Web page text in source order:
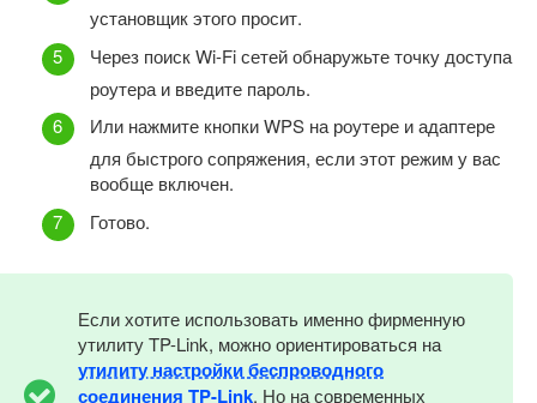
установщик этого просит.
Через поиск Wi-Fi сетей обнаружьте точку доступа
роутера и введите пароль.
Или нажмите кнопки WPS на роутере и адаптере
для быстрого сопряжения, если этот режим у вас
вообще включен.
Готово.
Если хотите использовать именно фирменную
утилиту TP-Link, можно ориентироваться на
утилиту настройки беспроводного
соединения TP-Link. Но на современных